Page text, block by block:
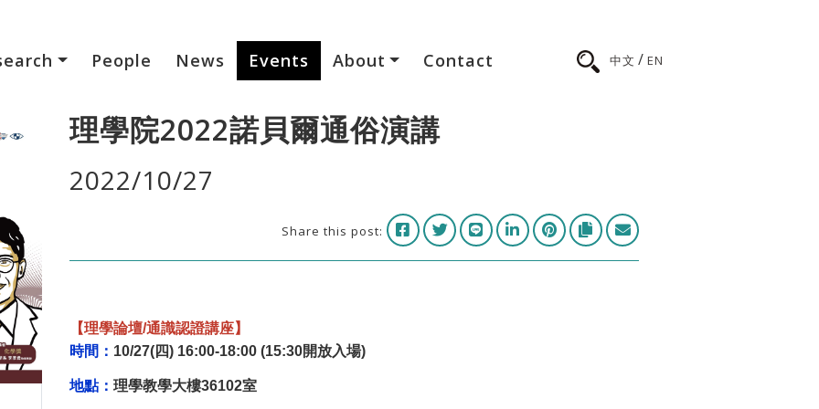
People News Events About Contact 中文 / EN
理學院2022諾貝爾通俗演講
2022/10/27
Share this post:
【理學論壇/通識認證講座】
時間： 10/27(四) 16:00-18:00 (15:30開放入場)
地點： 理學教學大樓36102室